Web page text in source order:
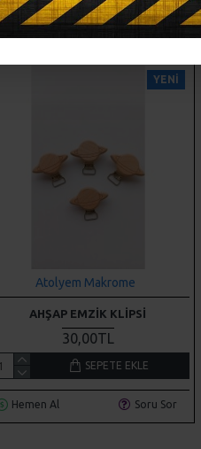
MARKANIN DIĞER ÜRÜNLERI
YENI
Atolyem Makrome
AHŞAP EMZIK KLIPSI
30,00TL
SEPETE EKLE
Hemen Al Soru Sor